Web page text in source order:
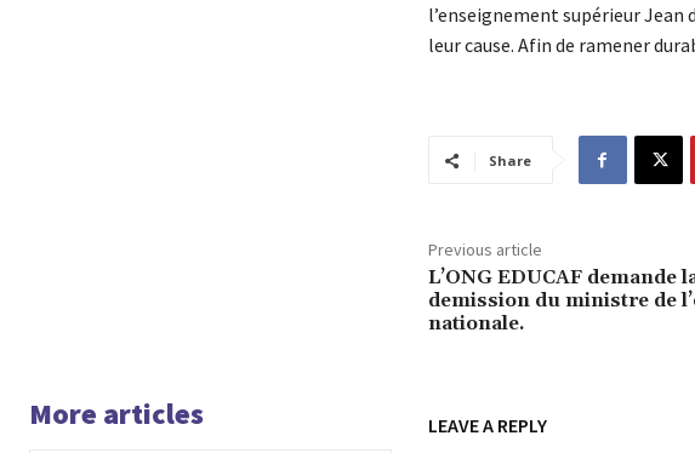
l’enseignement supérieur Jean
leur cause. Afin de ramener
Share
Previous article
L’ONG EDUCAF demande
demission du ministre de
nationale.
More articles LEAVE A REPLY